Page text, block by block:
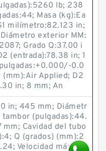
lb; 238
Masa (kg):Ea
milímetro:82.123 in;
exterior MM:
Grado Q:37.00 i
(entrada):78.38 in; 1
0.0
Applied; D2
in; 8 mm; An
in; 445 mm; Diámetr
(pulgadas):44.
mm; Cavidad del tubo
Q (grados) (mm):2
Velocidad máxima